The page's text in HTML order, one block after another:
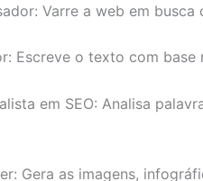
Varre a web em
Escreve o texto com
em SEO: Analisa
Gera as imagens,